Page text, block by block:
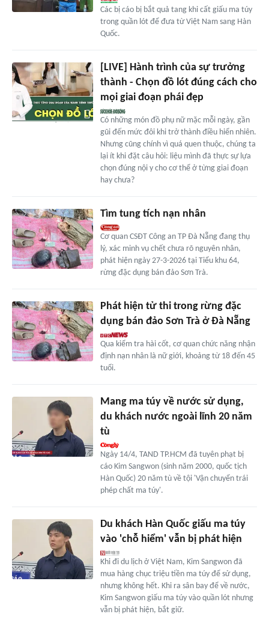
Các bị cáo bị bắt quả tang khi cất giấu ma túy
trong quần lót để đưa từ Việt Nam sang Hàn
Quốc.
[LIVE] Hành trình của sự trưởng
thành - Chọn đồ lót đúng cách cho
mọi giai đoạn phái đẹp
Có những món đồ phụ nữ mặc mỗi ngày, gần
gũi đến mức đôi khi trở thành điều hiển nhiên.
Nhưng cũng chính vì quá quen thuộc, chúng ta
lại ít khi đặt câu hỏi: liệu mình đã thực sự lựa
chọn đúng nội y cho cơ thể ở từng giai đoạn
hay chưa?
Tìm tung tích nạn nhân
Cơ quan CSĐT Công an TP Đà Nẵng đang thụ
lý, xác minh vụ chết chưa rõ nguyên nhân,
phát hiện ngày 27-3-2026 tại Tiểu khu 64,
rừng đặc dụng bán đảo Sơn Trà.
Phát hiện tử thi trong rừng đặc
dụng bán đảo Sơn Trà ở Đà Nẵng
Qua kiểm tra hài cốt, cơ quan chức năng nhận
định nạn nhân là nữ giới, khoảng từ 18 đến 45
tuổi.
Mang ma túy về nước sử dụng,
du khách nước ngoài lĩnh 20 năm
tù
Ngày 14/4, TAND TP.HCM đã tuyên phạt bị
cáo Kim Sangwon (sinh năm 2000, quốc tịch
Hàn Quốc) 20 năm tù về tội 'Vận chuyển trái
phép chất ma túy'.
Du khách Hàn Quốc giấu ma túy
vào 'chỗ hiểm' vẫn bị phát hiện
Khi đi du lịch ở Việt Nam, Kim Sangwon đã
mua hàng chục triệu tiền ma túy để sử dụng,
nhưng không hết. Khi ra sân bay để về nước,
Kim Sangwon giấu ma túy vào quần lót nhưng
vẫn bị phát hiện, bắt giữ.